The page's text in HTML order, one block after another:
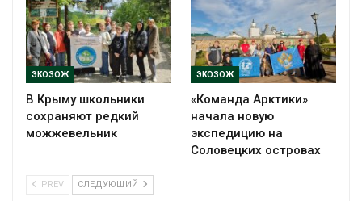
ЭКОЗОЖ
В Крыму школьники
сохраняют редкий
можжевельник
ЭКОЗОЖ
«Команда Арктики»
начала новую
экспедицию на
Соловецких островах
PREV СЛЕДУЮЩИЙ